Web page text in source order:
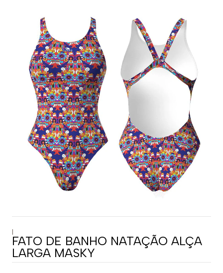
|
FATO DE BANHO NATAÇÃO ALÇA
LARGA MASKY